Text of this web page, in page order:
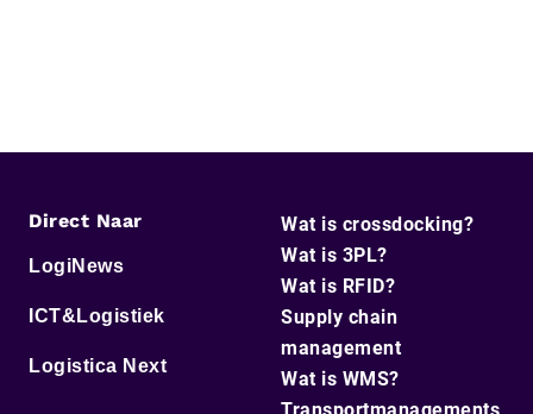
Direct Naar
LogiNews
ICT&Logistiek
Logistica Next
Wat is crossdocking?
Wat is 3PL?
Wat is RFID?
Supply chain
management
Wat is WMS?